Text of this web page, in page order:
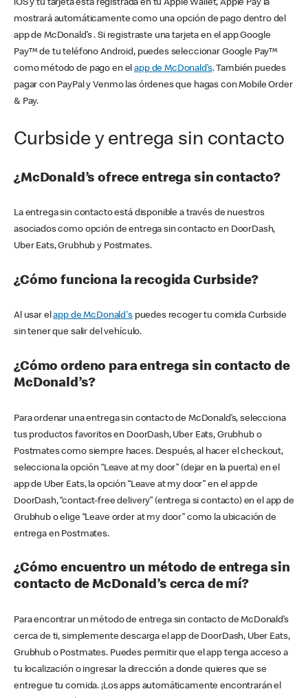
iOS y tu tarjeta está registrada en tu Apple Wallet, Apple Pay la
mostrará automáticamente como una opción de pago dentro del
app de McDonald’s . Si registraste una tarjeta en el app Google
Pay™ de tu teléfono Android, puedes seleccionar Google Pay™
como método de pago en elapp de McDonald’s. También puedes
pagar con PayPal y Venmo las órdenes que hagas con Mobile Order
& Pay.
Curbside y entrega sin contacto
¿McDonald’s ofrece entrega sin contacto?
La entrega sin contacto está disponible a través de nuestros
asociados como opción de entrega sin contacto en DoorDash,
Uber Eats, Grubhub y Postmates.
¿Cómo funciona la recogida Curbside?
Al usar elapp de McDonald'spuedes recoger tu comida Curbside
sin tener que salir del vehículo.
¿Cómo ordeno para entrega sin contacto de
McDonald’s?
Para ordenar una entrega sin contacto de McDonald’s, selecciona
tus productos favoritos en DoorDash, Uber Eats, Grubhub o
Postmates como siempre haces. Después, al hacer el checkout,
selecciona la opción “Leave at my door” (dejar en la puerta) en el
app de Uber Eats, la opción “Leave at my door” en el app de
DoorDash, “contact-free delivery” (entrega si contacto) en el app de
Grubhub o elige “Leave order at my door” como la ubicación de
entrega en Postmates.
¿Cómo encuentro un método de entrega sin
contacto de McDonald’s cerca de mí?
Para encontrar un método de entrega sin contacto de McDonald’s
cerca de ti, simplemente descarga el app de DoorDash, Uber Eats,
Grubhub o Postmates. Puedes permitir que el app tenga acceso a
tu localización o ingresar la dirección a donde quieres que se
entregue tu comida. ¡Los apps automáticamente encontrarán el